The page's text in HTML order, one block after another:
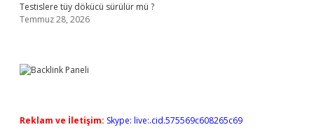
Testislere tüy dökücü sürülür mü ?
Temmuz 28, 2026
Reklam ve İletişim: Skype: live:.cid.575569c608265c69